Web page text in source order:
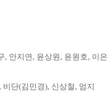
, 안지연, 윤상원 , 윤원호, 이은
, 비단(김민경), 신상철, 엄지